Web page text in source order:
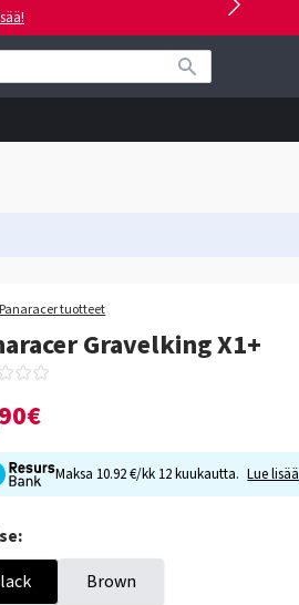
tuotteet
Gravelking X1+
Maksa 10.92 €/kk 12 kuukautta. Lue lisää
Brown